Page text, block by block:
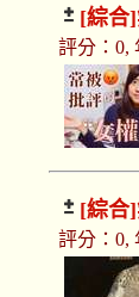
[綜合]
評分：0,
[綜合]
評分：0,